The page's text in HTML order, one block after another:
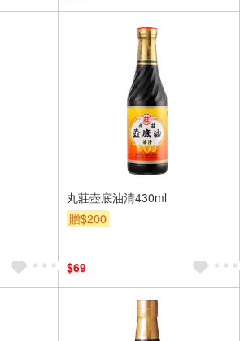
丸莊壺底油清430ml
贈$200
$69